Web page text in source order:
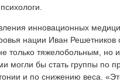
инновационных
нации Иван Решетников
только тяжелобольным, но
могли бы стать группы по
и по снижению веса.